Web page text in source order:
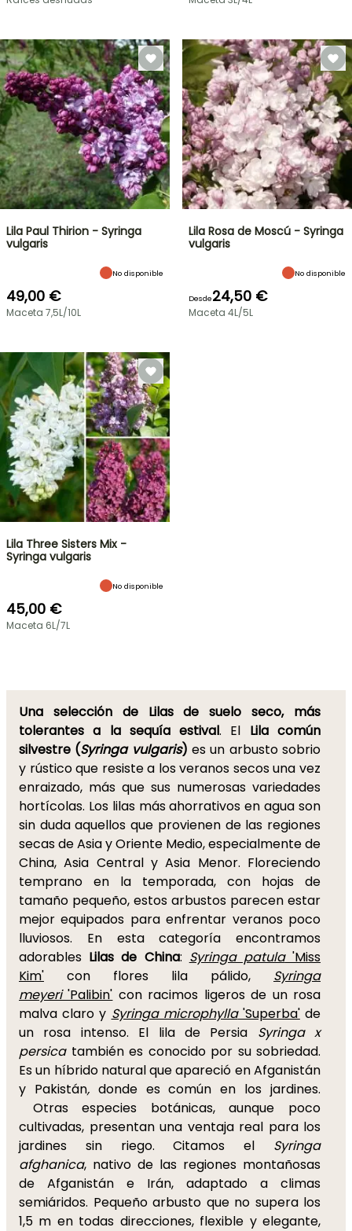
Lila Paul Thirion - Syringa
vulgaris
No disponible
49,00 €
Maceta 7,5L/10L
Lila Rosa de Moscú - Syringa
vulgaris
No disponible
Desde24,50 €
Maceta 4L/5L
Lila Three Sisters Mix -
Syringa vulgaris
No disponible
45,00 €
Maceta 6L/7L
Una selección de Lilas de suelo seco, más
tolerantes a la sequía estival. El Lila común
silvestre (Syringa vulgaris) es un arbusto sobrio
y rústico que resiste a los veranos secos una vez
enraizado, más que sus numerosas variedades
hortícolas. Los lilas más ahorrativos en agua son
sin duda aquellos que provienen de las regiones
secas de Asia y Oriente Medio, especialmente de
China, Asia Central y Asia Menor. Floreciendo
temprano en la temporada, con hojas de
tamaño pequeño, estos arbustos parecen estar
mejor equipados para enfrentar veranos poco
lluviosos. En esta categoría encontramos
adorables Lilas de China: Syringa patula'Miss
Kim' con flores lila pálido, Syringa
meyeri'Palibin' con racimos ligeros de un rosa
malva claro y Syringa microphylla'Superba'de
un rosa intenso. El lila de Persia Syringa x
persica también es conocido por su sobriedad.
Es un híbrido natural que apareció en Afganistán
y Pakistán, donde es común en los jardines.
Otras especies botánicas, aunque poco
cultivadas, presentan una ventaja real para los
jardines sin riego. Citamos el Syringa
afghanica, nativo de las regiones montañosas
de Afganistán e Irán, adaptado a climas
semiáridos. Pequeño arbusto que no supera los
1,5 m en todas direcciones, flexible y elegante,